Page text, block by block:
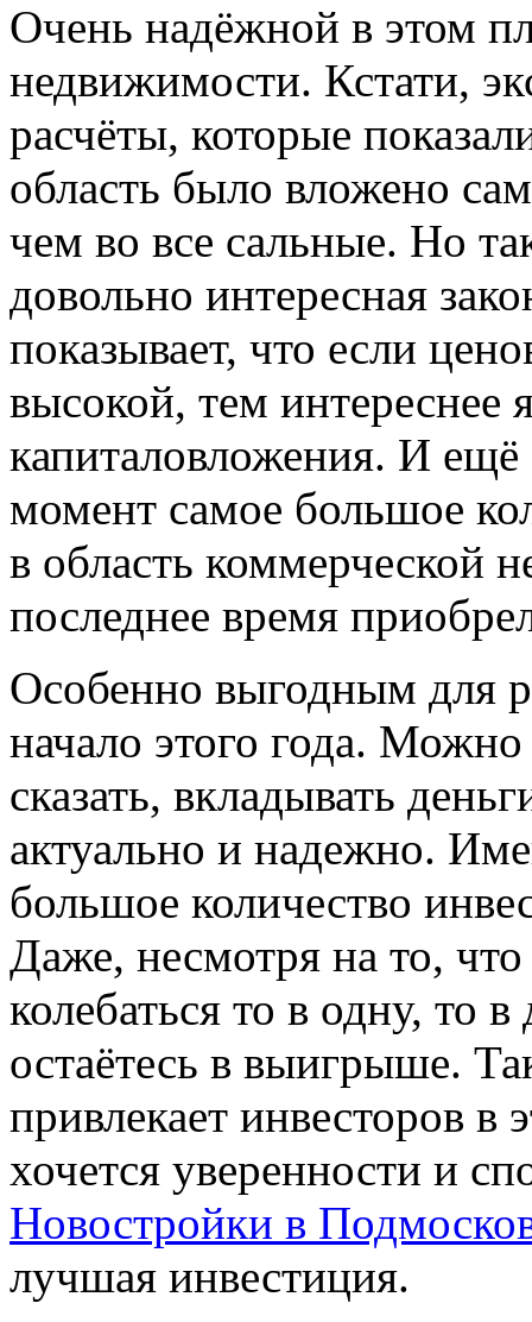
Очень надёжной в этом
недвижимости. Кстати,
расчёты, которые
область было вложено
чем во все сальные. Но
довольно интересная
показывает, что если
высокой, тем интереснее
капиталовложения. И
момент самое большое
в область коммерческой
последнее время
Особенно выгодным для
начало этого года.
сказать, вкладывать
актуально и надежно.
большое количество
Даже, несмотря на то,
колебаться то в одну, то
остаётесь в выигрыше.
привлекает инвесторов в
хочется уверенности и
Новостройки в
лучшая инвестиция.